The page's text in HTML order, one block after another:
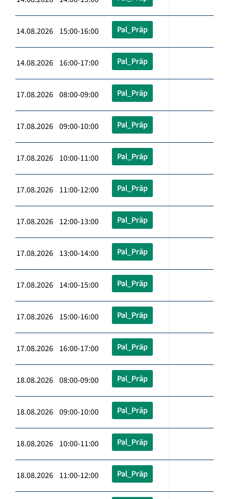
14.08.2026 15:00-16:00 Pal_Präp
14.08.2026 16:00-17:00 Pal_Präp
17.08.2026 08:00-09:00 Pal_Präp
17.08.2026 09:00-10:00 Pal_Präp
17.08.2026 10:00-11:00 Pal_Präp
17.08.2026 11:00-12:00 Pal_Präp
17.08.2026 12:00-13:00 Pal_Präp
17.08.2026 13:00-14:00 Pal_Präp
17.08.2026 14:00-15:00 Pal_Präp
17.08.2026 15:00-16:00 Pal_Präp
17.08.2026 16:00-17:00 Pal_Präp
18.08.2026 08:00-09:00 Pal_Präp
18.08.2026 09:00-10:00 Pal_Präp
18.08.2026 10:00-11:00 Pal_Präp
18.08.2026 11:00-12:00 Pal_Präp